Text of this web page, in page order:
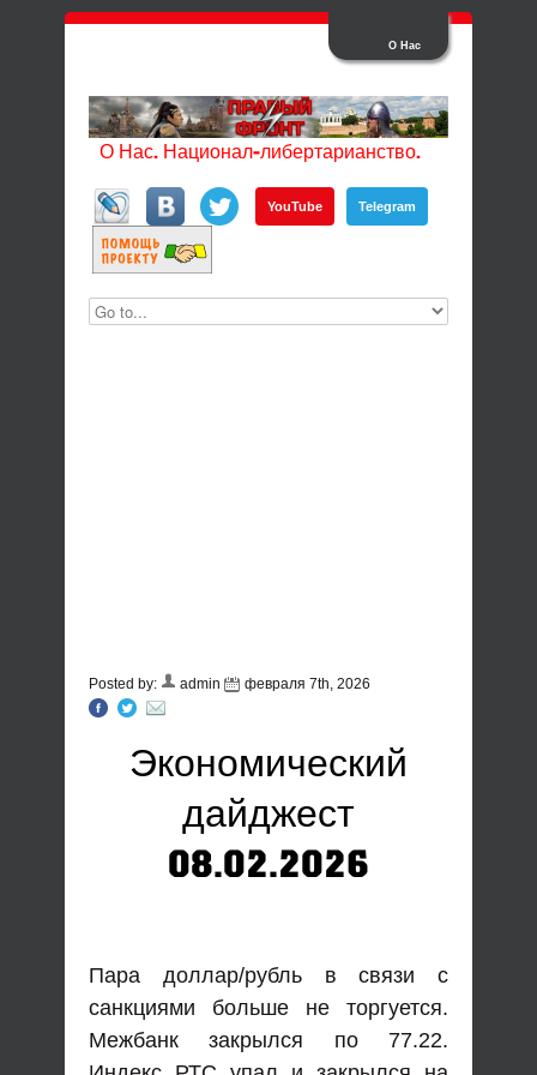
О Нас
О Нас. Национал-либертарианство.
YouTube Telegram
Posted by: admin февраля 7th, 2026
Экономический
дайджест
08.02.2026
Пара доллар/рубль в связи с
санкциями больше не торгуется.
Межбанк закрылся по 77.22.